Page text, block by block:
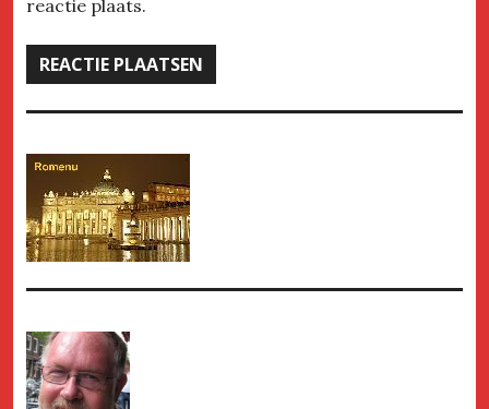
reactie plaats.